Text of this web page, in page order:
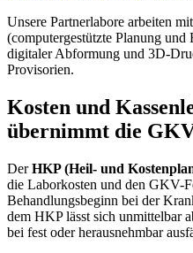
Unsere Partnerlabore arbeiten
(computergestützte Planung und
digitaler Abformung und 3D-
Provisorien.
Kosten und
übernimmt die
DerHKP (Heil- und
die Laborkosten und den GKV-
Behandlungsbeginn bei der
dem HKP lässt sich unmittelbar
bei fest oder herausnehmbar